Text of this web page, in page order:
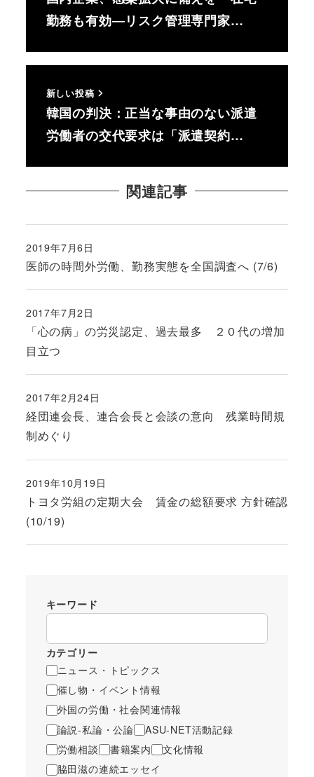
勤務も有効―リスク管理専門家…
新しい投稿
韓国の判決：正当な事由のない派遣
労働者の交代要求は「派遣契約…
関連記事
医師の時間外労働、勤務実態を全国調査へ (7/6)
投稿日
2019年7月6日
「心の病」の労災認定、過去最多 ２０代の増加
目立つ
投稿日
2017年7月2日
経団連会長、連合会長と会談の意向 残業時間規
制めぐり
投稿日
2017年2月24日
トヨタ労組の定期大会 賃金の総額要求 方針確認
(10/19)
投稿日
2019年10月19日
キーワード
カテゴリー
ニュース・トピックス
催し物・イベント情報
外国の労働・社会関連情報
論説-私論・公論
ASU-NET活動記録
労働相談
書籍案内
文化情報
脇田滋の連続エッセイ